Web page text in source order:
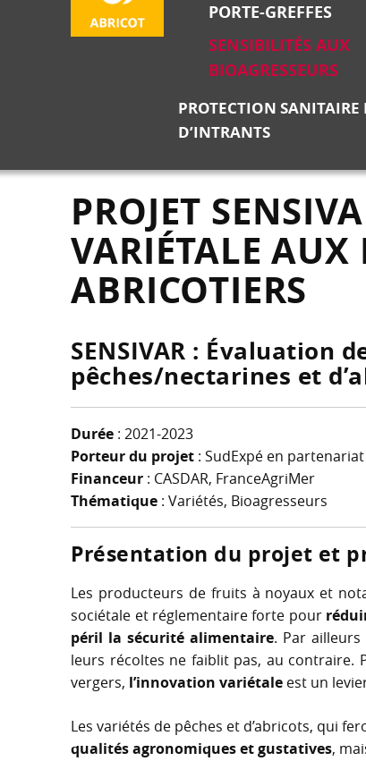
PORTE-GREFFES
SENSIBILITÉS AUX
BIOAGRESSEURS
PROTECTION SANITAIRE
D’INTRANTS
PROJET
VARIÉTALE AUX
ABRICOTIERS
SENSIVAR : Évaluation
pêches/nectarines et
Durée : 2021-2023
Porteur du projet : SudExpé en partenariat
Financeur : CASDAR, FranceAgriMer
Thématique : Variétés, Bioagresseurs
Présentation du projet et
Les producteurs de fruits à noyaux et
sociétale et réglementaire forte pour
péril la sécurité alimentaire. Par
leurs récoltes ne faiblit pas, au
vergers, l’innovation variétale est un
Les variétés de pêches et d’abricots, qui
qualités agronomiques et gustatives,